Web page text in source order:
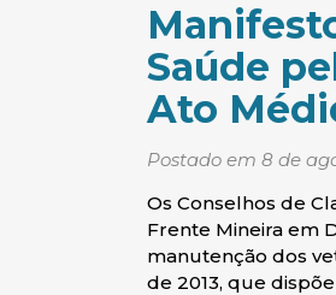
Saúde
Ato
Postado em 8 de
Os Conselhos de
Frente Mineira em
manutenção dos
de 2013, que